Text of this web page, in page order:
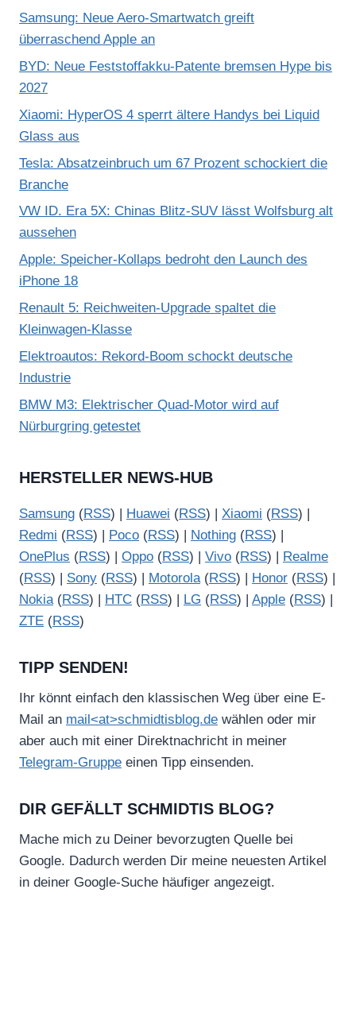
Samsung: Neue Aero-Smartwatch greift
überraschend Apple an
BYD: Neue Feststoffakku-Patente bremsen Hype bis
2027
Xiaomi: HyperOS 4 sperrt ältere Handys bei Liquid
Glass aus
Tesla: Absatzeinbruch um 67 Prozent schockiert die
Branche
VW ID. Era 5X: Chinas Blitz-SUV lässt Wolfsburg alt
aussehen
Apple: Speicher-Kollaps bedroht den Launch des
iPhone 18
Renault 5: Reichweiten-Upgrade spaltet die
Kleinwagen-Klasse
Elektroautos: Rekord-Boom schockt deutsche
Industrie
BMW M3: Elektrischer Quad-Motor wird auf
Nürburgring getestet
HERSTELLER NEWS-HUB
Samsung (RSS) | Huawei (RSS) | Xiaomi (RSS) |
Redmi (RSS) | Poco (RSS) | Nothing (RSS) |
OnePlus (RSS) | Oppo (RSS) | Vivo (RSS) |
Realme
(RSS) | Sony (RSS) | Motorola(RSS) | Honor (RSS) |
Nokia(RSS) | HTC (RSS) | LG (RSS) | Apple (RSS) |
ZTE (RSS)
TIPP SENDEN!
Ihr könnt einfach den klassischen Weg über eine E-
Mail an mail<at>schmidtisblog.de wählen oder mir
aber auch mit einer Direktnachricht in meiner
Telegram-Gruppe einen Tipp einsenden.
DIR GEFÄLLT SCHMIDTIS BLOG?
Mache mich zu Deiner bevorzugten Quelle bei
Google. Dadurch werden Dir meine neuesten Artikel
in deiner Google-Suche häufiger angezeigt.